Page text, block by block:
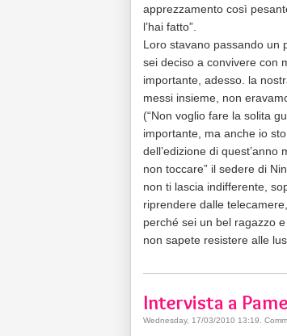
apprezzamento così
l’hai fatto”.
Loro stavano passando un
sei deciso a convivere con
importante, adesso. la
messi insieme, non
(“Non voglio fare la solita
importante, ma anche io
dell’edizione di
non toccare” il sedere di
non ti lascia indifferente,
riprendere dalle
perché sei un bel ragazzo
non sapete resistere alle
Intervista a
Wednesday, 17/03/2010 13:19.